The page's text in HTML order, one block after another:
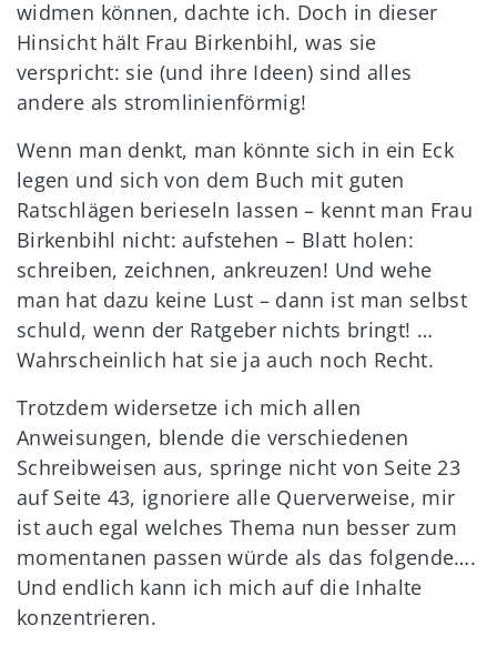
widmen können, dachte ich. Doch in dieser
Hinsicht hält Frau Birkenbihl, was sie
verspricht: sie (und ihre Ideen) sind alles
andere als stromlinienförmig!
Wenn man denkt, man könnte sich in ein Eck
legen und sich von dem Buch mit guten
Ratschlägen berieseln lassen – kennt man Frau
Birkenbihl nicht: aufstehen – Blatt holen:
schreiben, zeichnen, ankreuzen! Und wehe
man hat dazu keine Lust – dann ist man selbst
schuld, wenn der Ratgeber nichts bringt! …
Wahrscheinlich hat sie ja auch noch Recht.
Trotzdem widersetze ich mich allen
Anweisungen, blende die verschiedenen
Schreibweisen aus, springe nicht von Seite 23
auf Seite 43, ignoriere alle Querverweise, mir
ist auch egal welches Thema nun besser zum
momentanen passen würde als das folgende….
Und endlich kann ich mich auf die Inhalte
konzentrieren.